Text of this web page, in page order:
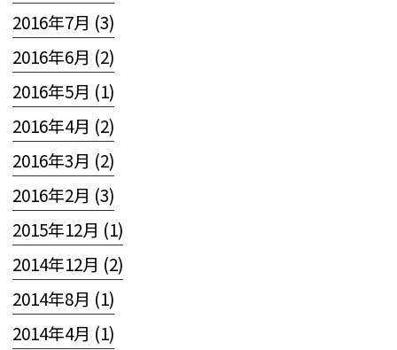
2016年7月 (3)
2016年6月 (2)
2016年5月 (1)
2016年4月 (2)
2016年3月 (2)
2016年2月 (3)
2015年12月 (1)
2014年12月 (2)
2014年8月 (1)
2014年4月 (1)